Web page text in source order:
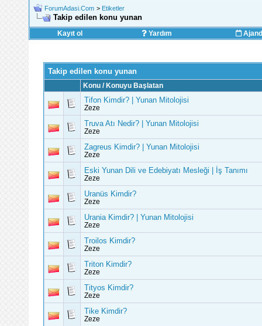
ForumAdasi.Com > Etiketler
Takip edilen konu yunan
Kayıt ol Yardım
Takip edilen konu yunan
Konu / Konuyu Başlatan
Tifon Kimdir? | Yunan Mitolojisi
Zeze
Truva Atı Nedir? | Yunan Mitolojisi
Zeze
Zagreus Kimdir? | Yunan Mitolojisi
Zeze
Eski Yunan Dili ve Edebiyatı Mesleği | İş Tanımı
Zeze
Uranüs Kimdir?
Zeze
Urania Kimdir? | Yunan Mitolojisi
Zeze
Troilos Kimdir?
Zeze
Triton Kimdir?
Zeze
Tityos Kimdir?
Zeze
Tike Kimdir?
Zeze